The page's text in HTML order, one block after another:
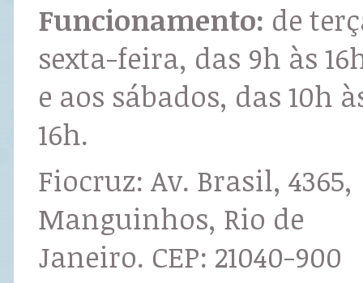
Funcionamento: de
sexta-feira, das 9h às
e aos sábados, das 10h
16h.
Fiocruz: Av. Brasil, 4365,
Manguinhos, Rio de
Janeiro. CEP: 21040-900